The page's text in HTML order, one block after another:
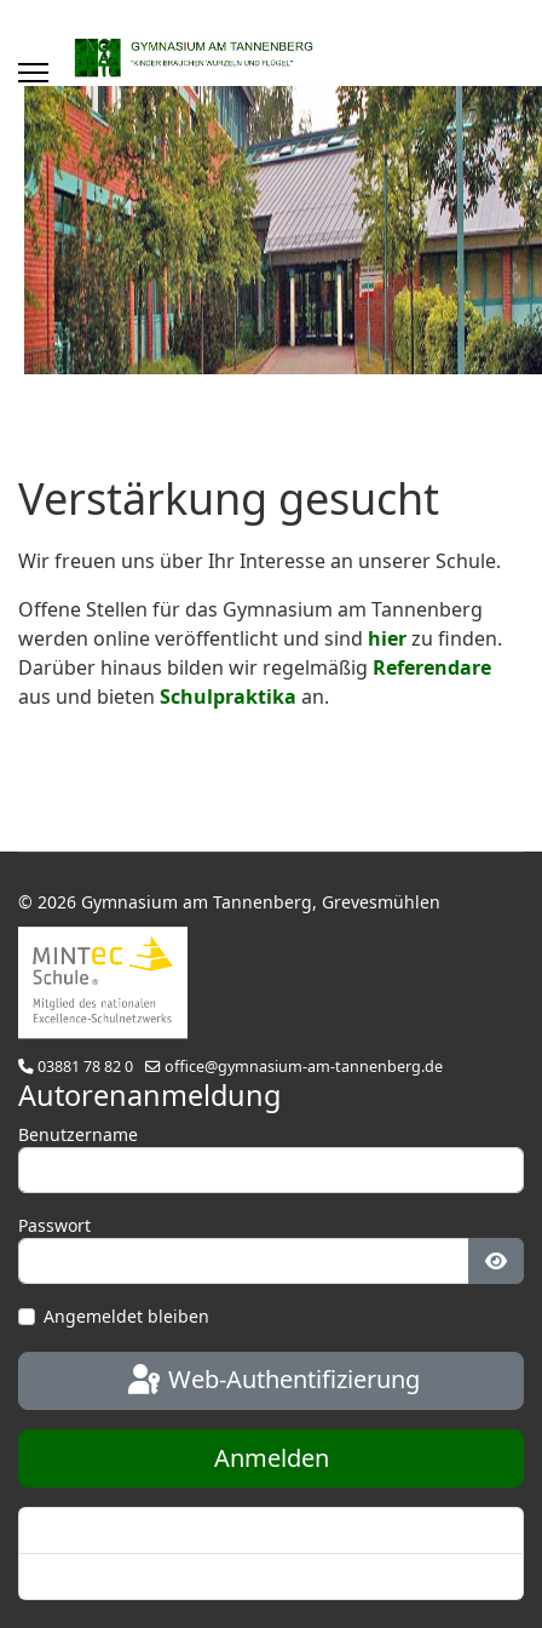
Verstärkung gesucht
Wir freuen uns über Ihr Interesse an unserer Schule.
Offene Stellen für das Gymnasium am Tannenberg
werden online veröffentlicht und sind hierzu finden.
Darüber hinaus bilden wir regelmäßig Referendare
aus und bieten Schulpraktika an.
© 2026 Gymnasium am Tannenberg, Grevesmühlen
03881 78 82 0 office@gymnasium-am-tannenberg.de
Autorenanmeldung
Benutzername
Passwort
Angemeldet bleiben
Web-Authentifizierung
Anmelden